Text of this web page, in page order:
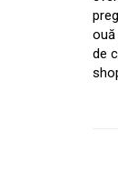
ouă
de